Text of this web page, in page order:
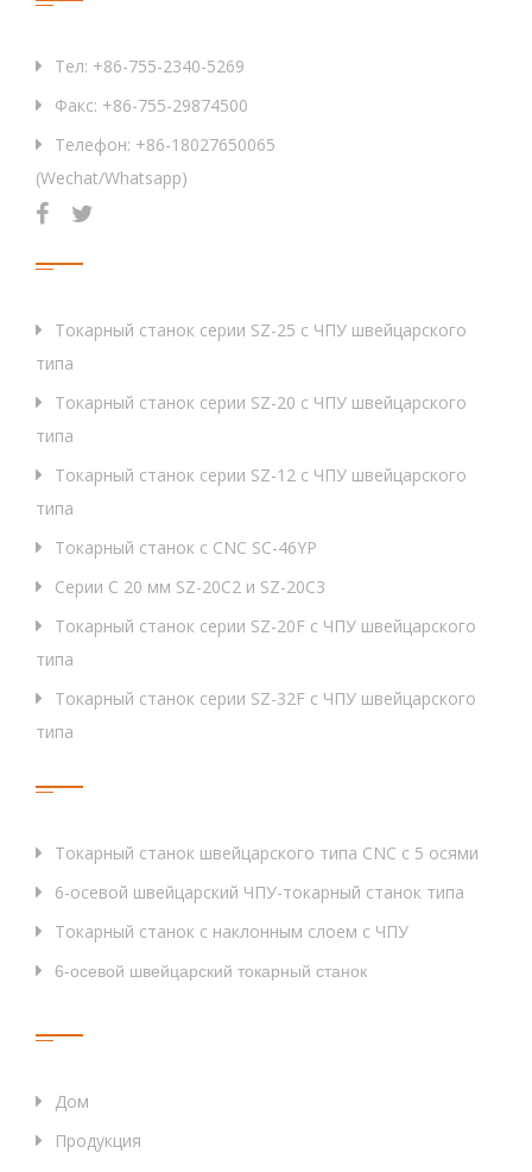
Тел: +86-755-2340-5269
Факс: +86-755-29874500
Телефон: +86-18027650065
(Wechat/Whatsapp)
Токарный станок серии SZ-25 с ЧПУ швейцарского
типа
Токарный станок серии SZ-20 с ЧПУ швейцарского
типа
Токарный станок серии SZ-12 с ЧПУ швейцарского
типа
Токарный станок с CNC SC-46YP
Серии C 20 мм SZ-20C2 и SZ-20C3
Токарный станок серии SZ-20F с ЧПУ швейцарского
типа
Токарный станок серии SZ-32F с ЧПУ швейцарского
типа
Токарный станок швейцарского типа CNC с 5 осями
6-осевой швейцарский ЧПУ-токарный станок типа
Токарный станок с наклонным слоем с ЧПУ
6-осевой швейцарский токарный станок
Дом
Продукция